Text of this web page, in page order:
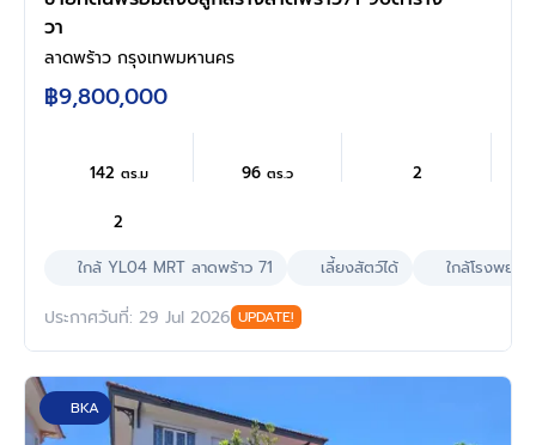
วา
ลาดพร้าว กรุงเทพมหานคร
฿9,800,000
142 ตร.ม 96ตร.ว 2
2
ใกล้ YL04 MRT ลาดพร้าว 71
เลี้ยงสัตว์ได้ ใกล้โรงพยาบ
ประกาศวันที่: 29 Jul 2026 UPDATE!
BKA